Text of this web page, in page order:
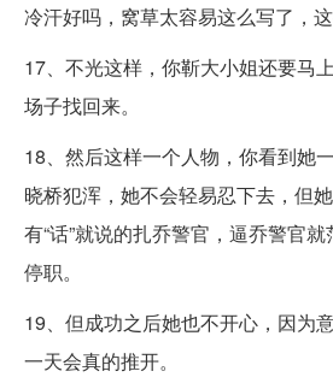
冷汗好吗，窝草太容易这么写了，这
17、不光这样，你靳大小姐还要马
场子找回来。
18、然后这样一个人物，你看到她
晓桥犯浑，她不会轻易忍下去，但
有“话”就说的扎乔警官，逼乔警官
停职。
19、但成功之后她也不开心，因为
一天会真的推开。